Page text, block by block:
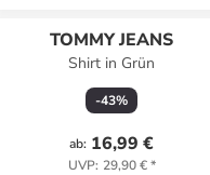
TOMMY JEANS
Shirt in Grün
-43%
ab: 16,99 €
UVP: 29,90 €*